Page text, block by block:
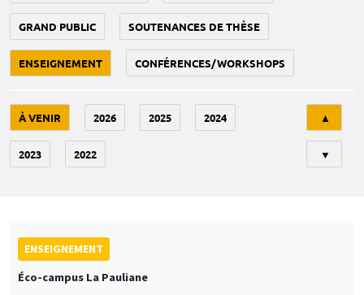
GRAND PUBLIC SOUTENANCES DE THÈSE
ENSEIGNEMENT CONFÉRENCES/WORKSHOPS
À VENIR 2026 2025 2024
2023 2022
▲
▼
ENSEIGNEMENT
Éco-campus La Pauliane